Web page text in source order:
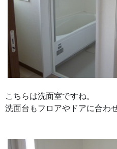
こちらは洗面室ですね。
洗面台もフロアやドアに合わ